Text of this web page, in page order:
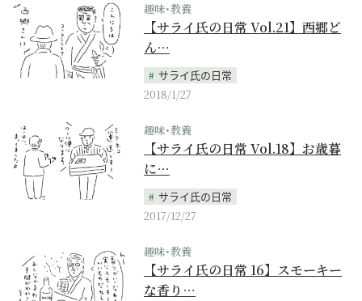
趣味･教養
【サライ氏の日常 Vol.21】西郷ど
ん…
サライ氏の日常
2018/1/27
趣味･教養
【サライ氏の日常 Vol.18】お歳暮
に…
サライ氏の日常
2017/12/27
趣味･教養
【サライ氏の日常 16】スモーキー
な香り…